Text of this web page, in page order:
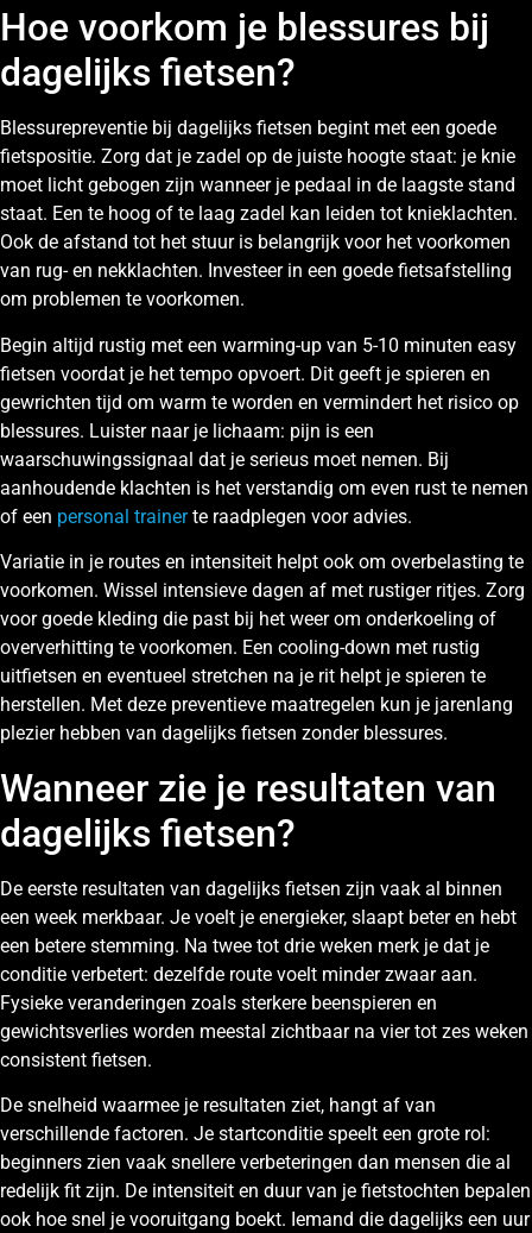
Hoe voorkom je blessures bij
dagelijks fietsen?
Blessurepreventie bij dagelijks fietsen begint met een goede
fietspositie. Zorg dat je zadel op de juiste hoogte staat: je knie
moet licht gebogen zijn wanneer je pedaal in de laagste stand
staat. Een te hoog of te laag zadel kan leiden tot knieklachten.
Ook de afstand tot het stuur is belangrijk voor het voorkomen
van rug- en nekklachten. Investeer in een goede fietsafstelling
om problemen te voorkomen.
Begin altijd rustig met een warming-up van 5-10 minuten easy
fietsen voordat je het tempo opvoert. Dit geeft je spieren en
gewrichten tijd om warm te worden en vermindert het risico op
blessures. Luister naar je lichaam: pijn is een
waarschuwingssignaal dat je serieus moet nemen. Bij
aanhoudende klachten is het verstandig om even rust te nemen
of een personal trainerte raadplegen voor advies.
Variatie in je routes en intensiteit helpt ook om overbelasting te
voorkomen. Wissel intensieve dagen af met rustiger ritjes. Zorg
voor goede kleding die past bij het weer om onderkoeling of
oververhitting te voorkomen. Een cooling-down met rustig
uitfietsen en eventueel stretchen na je rit helpt je spieren te
herstellen. Met deze preventieve maatregelen kun je jarenlang
plezier hebben van dagelijks fietsen zonder blessures.
Wanneer zie je resultaten van
dagelijks fietsen?
De eerste resultaten van dagelijks fietsen zijn vaak al binnen
een week merkbaar. Je voelt je energieker, slaapt beter en hebt
een betere stemming. Na twee tot drie weken merk je dat je
conditie verbetert: dezelfde route voelt minder zwaar aan.
Fysieke veranderingen zoals sterkere beenspieren en
gewichtsverlies worden meestal zichtbaar na vier tot zes weken
consistent fietsen.
De snelheid waarmee je resultaten ziet, hangt af van
verschillende factoren. Je startconditie speelt een grote rol:
beginners zien vaak snellere verbeteringen dan mensen die al
redelijk fit zijn. De intensiteit en duur van je fietstochten bepalen
ook hoe snel je vooruitgang boekt. Iemand die dagelijks een uur